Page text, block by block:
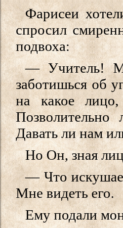
Фарисеи
спросил
подвоха:
— Учитель!
заботишься об
на какое
Давать ли нам
Но Он, зная
— Что
Мне видеть его.
Ему подали